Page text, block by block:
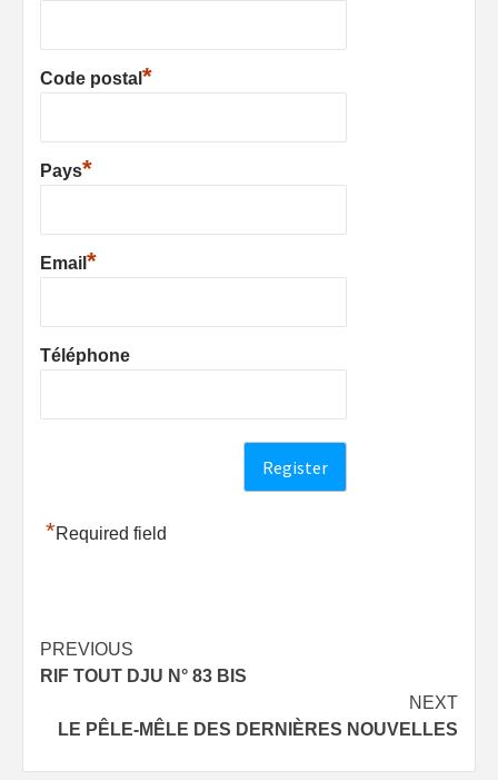
Code postal *
Pays*
Email *
Téléphone
*Required field
Post
navigation
PREVIOUS
RIF TOUT DJU N° 83 BIS
NEXT
LE PÊLE-MÊLE DES DERNIÈRES NOUVELLES